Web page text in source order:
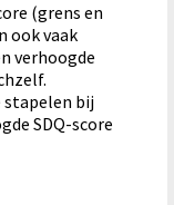
(grens en
ook vaak
verhoogde
stapelen bij
SDQ-score